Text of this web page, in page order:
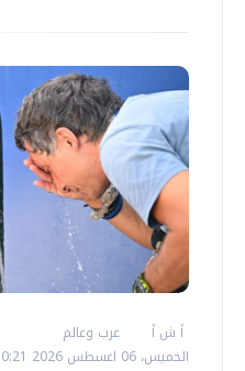
أ ش أ
عرب وعالم
الخميس، 06 اغسطس 2026 10:21 م